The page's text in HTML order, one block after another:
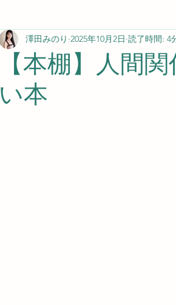
【本棚】人間
い本
澤田みのり 2025年10月2日 読了時間: 4